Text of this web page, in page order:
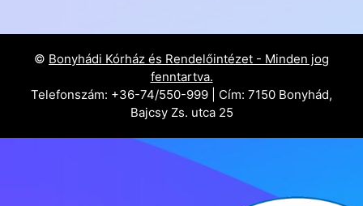
© Bonyhádi Kórház és Rendelőintézet - Minden jog
fenntartva.
Telefonszám: +36-74/550-999 | Cím: 7150 Bonyhád,
Bajcsy Zs. utca 25